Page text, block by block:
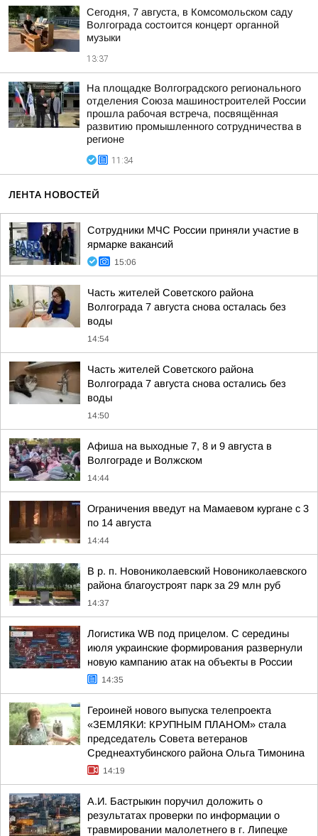
Сегодня, 7 августа, в Комсомольском саду
Волгограда состоится концерт органной
музыки
13:37
На площадке Волгоградского регионального
отделения Союза машиностроителей России
прошла рабочая встреча, посвящённая
развитию промышленного сотрудничества в
регионе
11:34
ЛЕНТА НОВОСТЕЙ
Сотрудники МЧС России приняли участие в
ярмарке вакансий
15:06
Часть жителей Советского района
Волгограда 7 августа снова осталась без
воды
14:54
Часть жителей Советского района
Волгограда 7 августа снова остались без
воды
14:50
Афиша на выходные 7, 8 и 9 августа в
Волгограде и Волжском
14:44
Ограничения введут на Мамаевом кургане с 3
по 14 августа
14:44
В р. п. Новониколаевский Новониколаевского
района благоустроят парк за 29 млн руб
14:37
Логистика WB под прицелом. С середины
июля украинские формирования развернули
новую кампанию атак на объекты в России
14:35
Героиней нового выпуска телепроекта
«ЗЕМЛЯКИ: КРУПНЫМ ПЛАНОМ» стала
председатель Совета ветеранов
Среднеахтубинского района Ольга Тимонина
14:19
А.И. Бастрыкин поручил доложить о
результатах проверки по информации о
травмировании малолетнего в г. Липецке